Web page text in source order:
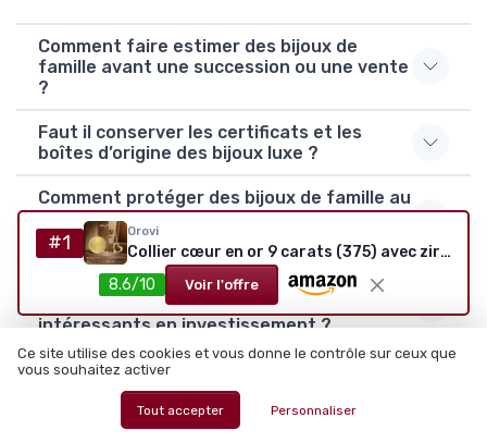
Comment faire estimer des bijoux de
famille avant une succession ou une vente
?
Faut il conserver les certificats et les
boîtes d’origine des bijoux luxe ?
Comment protéger des bijoux de famille au
quotidien sans les laisser en banque en
permanence ?
Les bijoux pour hommes, comme les
bagues ou les montres, sont ils aussi
intéressants en investissement ?
Quel est le meilleur bijoux investissement
Quel est le bijoux investissement luxe le
#1 Orovi
Collier cœur en or 9 carats (375) avec zircon et chaîne 45 cm
8.6/10
Voir l'offre
Ce site utilise des cookies et vous donne le contrôle sur ceux que
vous souhaitez activer
Tout accepter Personnaliser